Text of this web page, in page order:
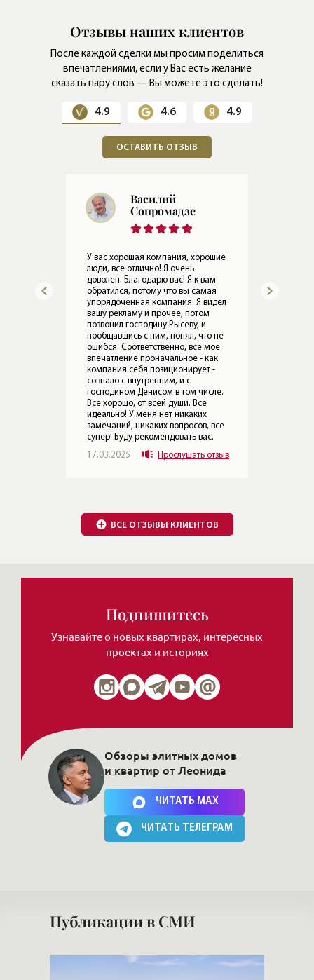
Отзывы наших клиентов
После каждой сделки мы просим поделиться
впечатлениями,если у Вас есть желание
сказать пару слов — Вы можете это сделать!
4.9 4.6 4.9
ОСТАВИТЬ ОТЗЫВ
Евгений
Герасимов
Все в порядке, Леониду привет. По
работе Ирины все хорошо.
08.05.2024
Прослушать отзыв
ВСЕ ОТЗЫВЫ КЛИЕНТОВ
Подпишитесь
ЧИТАТЬ MAX
ЧИТАТЬ ТЕЛЕГРАМ
Публикации в СМИ
Страх находиться в деньгах